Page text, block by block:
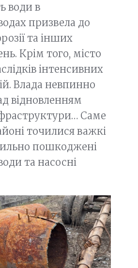
води в
призвела до
та інших
Крім того, місто
інтенсивних
Влада невпинно
відновленням
Саме
точилися важкі
пошкоджені
та насосні